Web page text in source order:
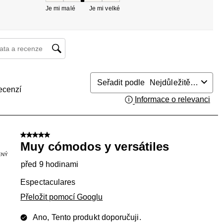
Je mi malé Je mi velké
a recenzí – oblast vyhledávání
Seřadit podle
Nejdůležitější
Informace o relevanci
5 z 5 hvězdiček.
Muy cómodos y versátiles
před 9 hodinami
Espectaculares
Přeložit pomocí Googlu
Ano, Tento produkt doporučuji.